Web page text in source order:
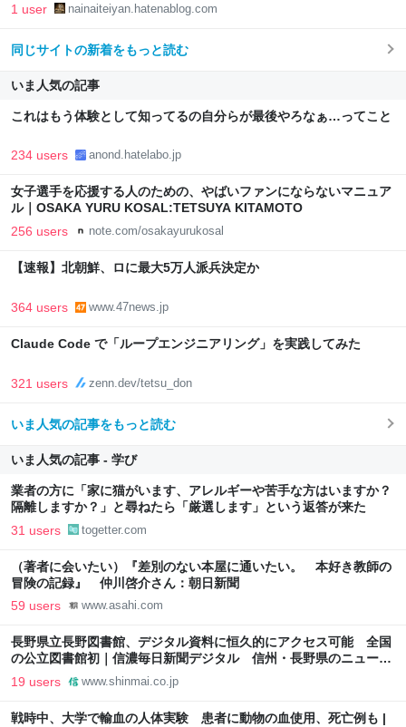
1 user nainaiteiyan.hatenablog.com
同じサイトの新着をもっと読む
いま人気の記事
これはもう体験として知ってるの自分らが最後やろなぁ…ってこと
234 users anond.hatelabo.jp
女子選手を応援する人のための、やばいファンにならないマニュア
ル｜OSAKA YURU KOSAL:TETSUYA KITAMOTO
256 users note.com/osakayurukosal
【速報】北朝鮮、ロに最大5万人派兵決定か
364 users www.47news.jp
Claude Code で「ループエンジニアリング」を実践してみた
321 users zenn.dev/tetsu_don
いま人気の記事をもっと読む
いま人気の記事 - 学び
業者の方に「家に猫がいます、アレルギーや苦手な方はいますか？
隔離しますか？」と尋ねたら「厳選します」という返答が来た
31 users togetter.com
（著者に会いたい）『差別のない本屋に通いたい。 本好き教師の
冒険の記録』 仲川啓介さん：朝日新聞
59 users www.asahi.com
長野県立長野図書館、デジタル資料に恒久的にアクセス可能 全国
の公立図書館初｜信濃毎日新聞デジタル 信州・長野県のニュース
サイト
19 users www.shinmai.co.jp
戦時中、大学で輸血の人体実験 患者に動物の血使用、死亡例も |